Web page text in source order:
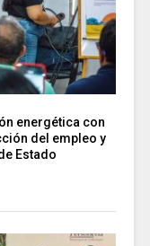
energética con
del empleo y
Estado